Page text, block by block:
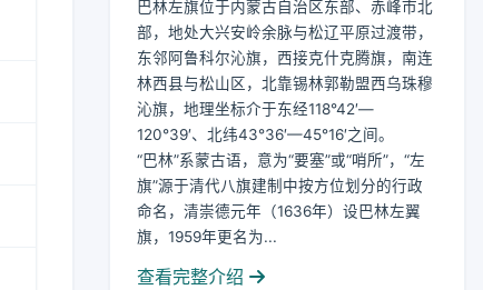
巴林左旗位于内蒙古自治区东部、赤峰市北
部，地处大兴安岭余脉与松辽平原过渡带，
东邻阿鲁科尔沁旗，西接克什克腾旗，南连
林西县与松山区，北靠锡林郭勒盟西乌珠穆
沁旗，地理坐标介于东经118°42′—
120°39′、北纬43°36′—45°16′之间。
“巴林”系蒙古语，意为“要塞”或“哨所”，“左
旗”源于清代八旗建制中按方位划分的行政
命名，清崇德元年（1636年）设巴林左翼
旗，1959年更名为...
查看完整介绍